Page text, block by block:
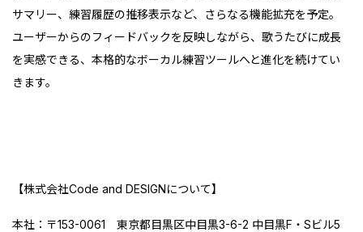
サマリー、練習履歴の推移表示など、さらなる機能拡充を予定。
ユーザーからのフィードバックを反映しながら、歌うたびに成長
を実感できる、本格的なボーカル練習ツールへと進化を続けてい
きます。
【株式会社Code and DESIGNについて】
本社：〒153-0061 東京都目黒区中目黒3-6-2 中目黒F・Sビル5